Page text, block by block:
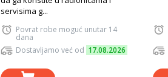
servisima g...
Povrat robe moguć unutar 14
dana
Dostavljamo već od 17.08.2026